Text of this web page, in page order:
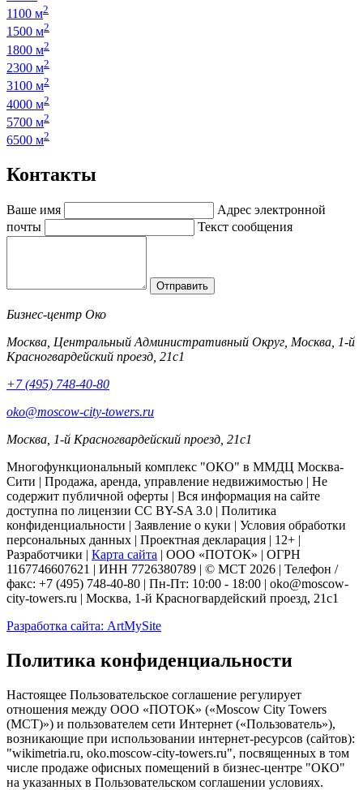
1100 м2
1500 м2
1800 м2
2300 м2
3100 м2
4000 м2
5700 м2
6500 м2
Контакты
Ваше имя
Адрес электронной
почты
Текст сообщения
Отправить
Бизнес-центр Око
Москва, Центральный Административный Округ, Москва, 1-й
Красногвардейский проезд, 21с1
+7 (495) 748-40-80
oko@moscow-city-towers.ru
Москва, 1-й Красногвардейский проезд, 21с1
Многофункциональный комплекс "ОКО" в ММДЦ Москва-
Сити | Продажа, аренда, управление недвижимостью | Не
содержит публичной оферты | Вся информация на сайте
доступна по лицензии CC BY-SA 3.0 | Политика
конфиденциальности | Заявление о куки | Условия обработки
персональных данных | Проектная декларация | 12+ |
Разработчики | Карта сайта | ООО «ПОТОК» | ОГРН
1167746607621 | ИНН 7726380789 | © МСТ 2026 | Телефон /
факс: +7 (495) 748-40-80 | Пн-Пт: 10:00 - 18:00 | oko@moscow-
city-towers.ru | Москва, 1-й Красногвардейский проезд, 21с1
Разработка сайта: ArtMySite
Политика конфиденциальности
Настоящее Пользовательское соглашение регулирует
отношения между ООО «ПОТОК» («Moscow City Towers
(МСТ)») и пользователем сети Интернет («Пользователь»),
возникающие при использовании интернет-ресурсов (сайтов):
"wikimetria.ru, oko.moscow-city-towers.ru", посвященных в том
числе продаже офисных помещений в бизнес-центре "ОКО"
на указанных в Пользовательском соглашении условиях.